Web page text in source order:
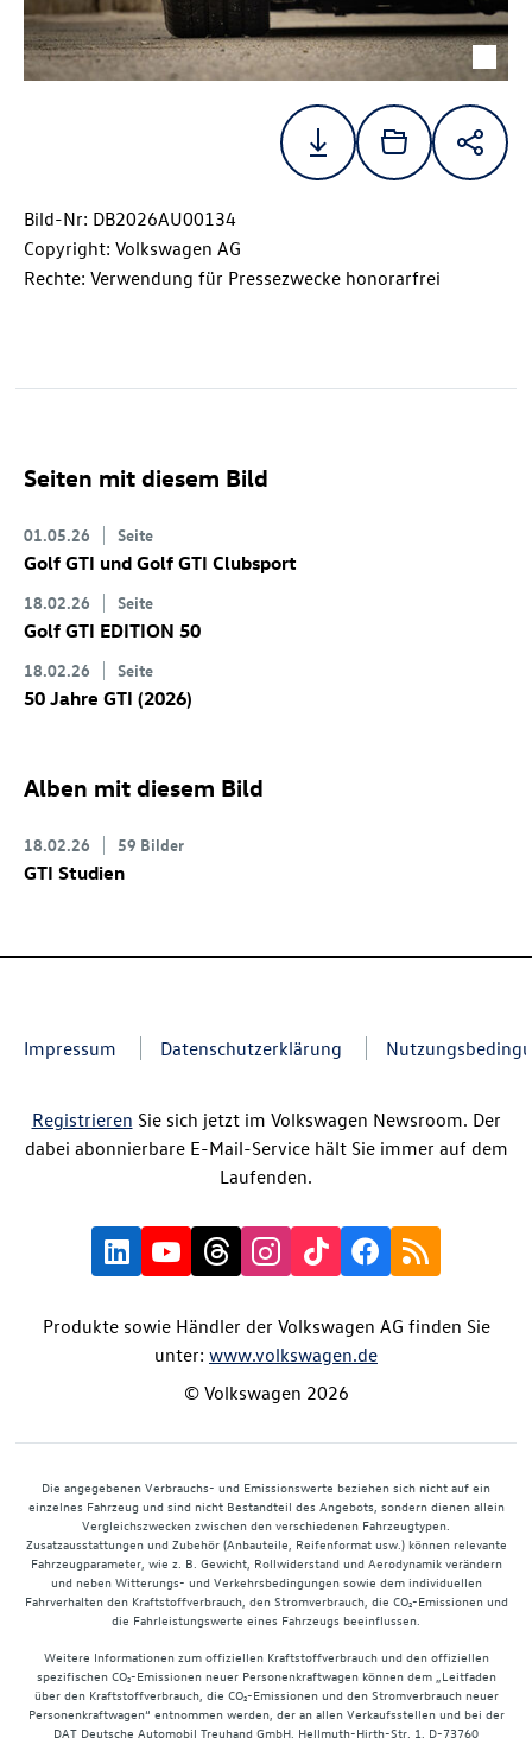
Bild-Nr: DB2026AU00134
Copyright: Volkswagen AG
Rechte: Verwendung für Pressezwecke honorarfrei
Seiten mit diesem Bild
01.05.26 Seite
Golf GTI und Golf GTI Clubsport
18.02.26 Seite
Golf GTI EDITION 50
18.02.26 Seite
50 Jahre GTI (2026)
Alben mit diesem Bild
18.02.26 59 Bilder
GTI Studien
Impressum Datenschutzerklärung
Registrieren Sie sich jetzt im Volkswagen Newsroom. Der
dabei abonnierbare E-Mail-Service hält Sie immer auf dem
Laufenden.
Produkte sowie Händler der Volkswagen AG finden Sie
unter: www.volkswagen.de
© Volkswagen 2026
Die angegebenen Verbrauchs- und Emissionswerte beziehen sich nicht auf ein
einzelnes Fahrzeug und sind nicht Bestandteil des Angebots, sondern dienen allein
Vergleichszwecken zwischen den verschiedenen Fahrzeugtypen.
Zusatzausstattungen und Zubehör (Anbauteile, Reifenformat usw.) können relevante
Fahrzeugparameter, wie z. B. Gewicht, Rollwiderstand und Aerodynamik verändern
und neben Witterungs- und Verkehrsbedingungen sowie dem individuellen
Fahrverhalten den Kraftstoffverbrauch, den Stromverbrauch, die CO₂-Emissionen und
die Fahrleistungswerte eines Fahrzeugs beeinflussen.
Weitere Informationen zum offiziellen Kraftstoffverbrauch und den offiziellen
spezifischen CO₂-Emissionen neuer Personenkraftwagen können dem „Leitfaden
über den Kraftstoffverbrauch, die CO₂-Emissionen und den Stromverbrauch neuer
Personenkraftwagen“ entnommen werden, der an allen Verkaufsstellen und bei der
DAT Deutsche Automobil Treuhand GmbH, Hellmuth-Hirth-Str. 1, D-73760